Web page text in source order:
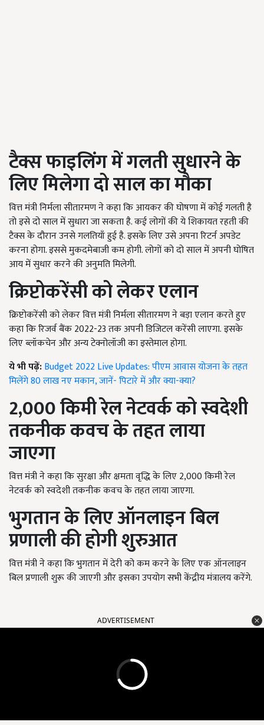
टैक्स फाइलिंग में गलती सुधारने के
लिए मिलेगा दो साल का मौका
वित्त मंत्री निर्मला सीतारमण ने कहा कि आयकर की घोषणा में कोई गलती है
तो इसे दो साल में सुधारा जा सकता है. कई लोगों की ये शिकायत रहती की
टैक्स के दौरान उनसे गलतियाँ हुई है. इसके लिए उसे अपना रिटर्न अपडेट
करना होगा. इससे मुकदमेबाजी कम होगी. लोगों को दो साल में अपनी घोषित
आय में सुधार करने की अनुमति मिलेगी.
क्रिप्टोकरेंसी को लेकर एलान
क्रिप्टोकरेंसी को लेकर वित्त मंत्री निर्मला सीतारमण ने बड़ा एलान करते हुए
कहा कि रिजर्व बैंक 2022-23 तक अपनी डिजिटल करेंसी लाएगा. इसके
लिए ब्लॉकचेन और अन्य टेक्नोलॉजी का इस्तेमाल होगा.
ये भी पढ़ें:Budget 2022 Live Updates: पीएम आवास योजना के तहत
मिलेंगे 80 लाख नए मकान, जानें- पिटारे में और क्या-क्या?
2,000किमी रेल नेटवर्क को स्वदेशी
तकनीक कवच के तहत लाया
जाएगा
वित्त मंत्री ने कहा कि सुरक्षा और क्षमता वृद्धि के लिए 2,000 किमी रेल
नेटवर्क को स्वदेशी तकनीक कवच के तहत लाया जाएगा.
भुगतान के लिए ऑनलाइन बिल
प्रणाली की होगी शुरुआत
वित्त मंत्री ने कहा कि भुगतान में देरी को कम करने के लिए एक ऑनलाइन
बिल प्रणाली शुरू की जाएगी और इसका उपयोग सभी केंद्रीय मंत्रालय करेंगे.
ADVERTISEMENT